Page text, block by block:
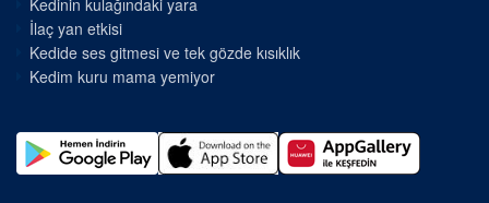
Kedinin kulağındaki yara
İlaç yan etkisi
Kedide ses gitmesi ve tek gözde kısıklık
Kedim kuru mama yemiyor